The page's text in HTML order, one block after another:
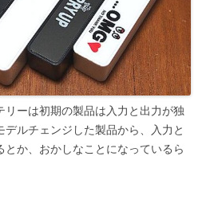
リーは初期の製品は入力と出力が独
ルチェンジした製品から、入力と
とか、おかしなことになっているら